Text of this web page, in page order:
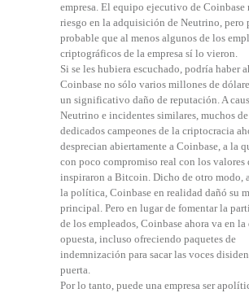
empresa. El equipo ejecutivo de Coinbase
riesgo en la adquisición de Neutrino, pero
probable que al menos algunos de los
criptográficos de la empresa sí lo vieron.
Si se les hubiera escuchado, podría haber
Coinbase no sólo varios millones de
un significativo daño de reputación. A
Neutrino e incidentes similares, muchos
dedicados campeones de la criptocracia
desprecian abiertamente a Coinbase, a la
con poco compromiso real con los valores
inspiraron a Bitcoin. Dicho de otro modo,
la política, Coinbase en realidad dañó su
principal. Pero en lugar de fomentar la
de los empleados, Coinbase ahora va en
opuesta, incluso ofreciendo paquetes de
indemnización para sacar las voces
puerta.
Por lo tanto, puede una empresa ser